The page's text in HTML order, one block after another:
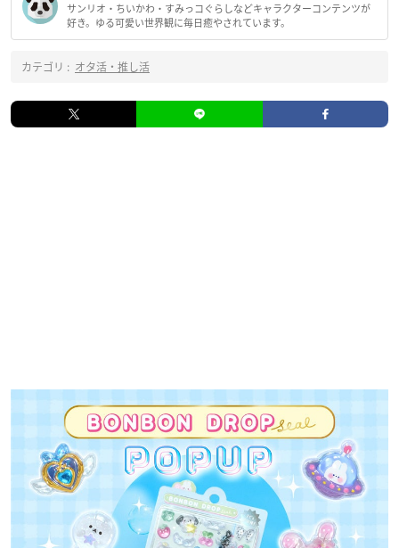
サンリオ・ちいかわ・すみっコぐらしなどキャラクターコンテンツが
好き。ゆる可愛い世界観に毎日癒やされています。
カテゴリ : オタ活・推し活